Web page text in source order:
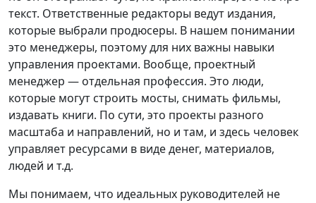
текст. Ответственные редакторы ведут издания,
которые выбрали продюсеры. В нашем понимании
это менеджеры, поэтому для них важны навыки
управления проектами. Вообще, проектный
менеджер — отдельная профессия. Это люди,
которые могут строить мосты, снимать фильмы,
издавать книги. По сути, это проекты разного
масштаба и направлений, но и там, и здесь человек
управляет ресурсами в виде денег, материалов,
людей и т.д.
Мы понимаем, что идеальных руководителей не